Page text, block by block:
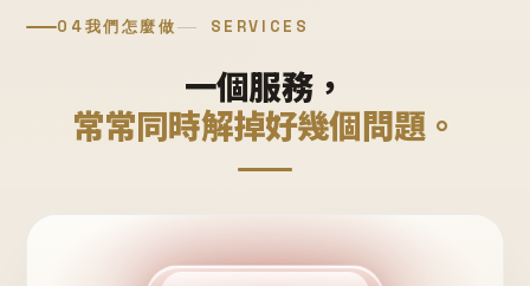
04我們怎麼做 SERVICES
一個服務，
常常同時解掉好幾個問題。
回購複利